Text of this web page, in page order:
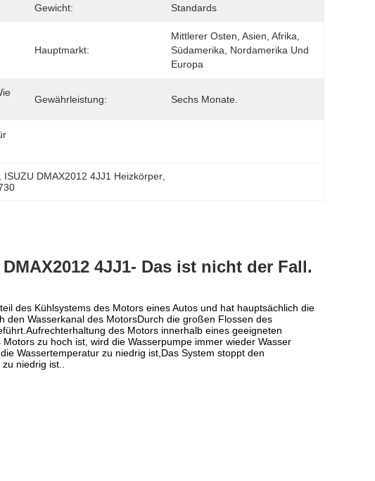
Gewicht: Standards
Hauptmarkt:
Mittlerer Osten, Asien, Afrika,
Südamerika, Nordamerika Und
Europa
Gewährleistung: Sechs Monate.
ISUZU DMAX2012 4JJ1 Heizkörper
DMAX2012 4JJ1- Das ist nicht der Fall.
des Kühlsystems des Motors eines Autos und hat hauptsächlich die
den Wasserkanal des MotorsDurch die großen Flossen des
des Motors innerhalb eines geeigneten
zu hoch ist, wird die Wasserpumpe immer wieder Wasser
Wassertemperatur zu niedrig ist,Das System stoppt den
niedrig ist..